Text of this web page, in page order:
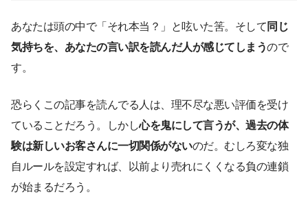
あなたは頭の中で「それ本当？」と呟いた筈。そして 同じ
気持ちを、あなたの言い訳を読んだ人が感じてしまうので
す。
恐らくこの記事を読んでる人は、理不尽な悪い評価を受け
ていることだろう。しかし心を鬼にして言うが、過去の体
験は新しいお客さんに一切関係がないのだ。むしろ変な独
自ルールを設定すれば、以前より売れにくくなる負の連鎖
が始まるだろう。